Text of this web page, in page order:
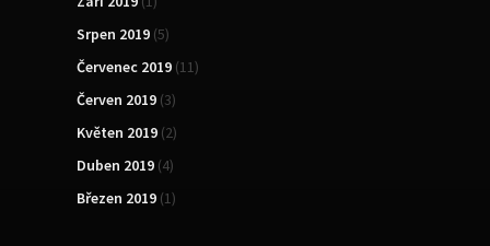
Srpen 2019 (5)
Červenec 2019 (11)
Červen 2019 (3)
Květen 2019 (2)
Duben 2019 (4)
Březen 2019 (1)